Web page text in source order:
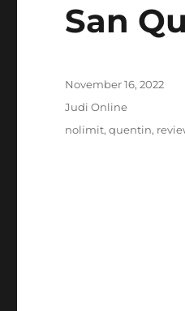
San
Posted
November 16, 2022
Categories
Judi Online
Tags
nolimit,quentin,